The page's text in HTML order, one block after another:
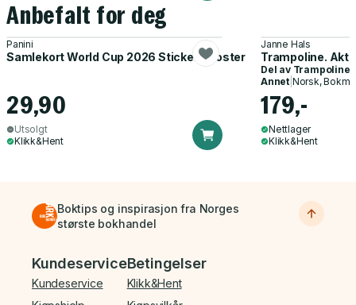
Anbefalt for deg
Panini
Samlekort World Cup 2026 Sticker Booster
29,90
Utsolgt
Klikk&Hent
Janne Hals
Trampoline.
Del av Trampoline
Annet| Norsk,
179,-
Nettlager
Klikk&Hent
Boktips og inspirasjon fra Norges
største bokhandel
Bunnmeny
Kundeservice
Kundeservice
Betingelser
Klikk&Hent